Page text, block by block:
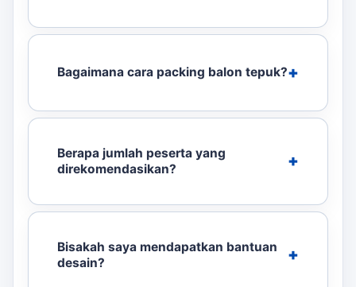
Bagaimana cara packing balon tepuk?
Berapa jumlah peserta yang
direkomendasikan?
Bisakah saya mendapatkan bantuan
desain?